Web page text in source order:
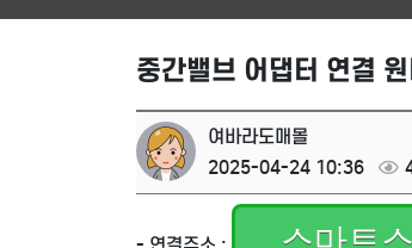
중간밸브 어댑터 연결
여바라도매몰
2025-04-24 10:36
스마트